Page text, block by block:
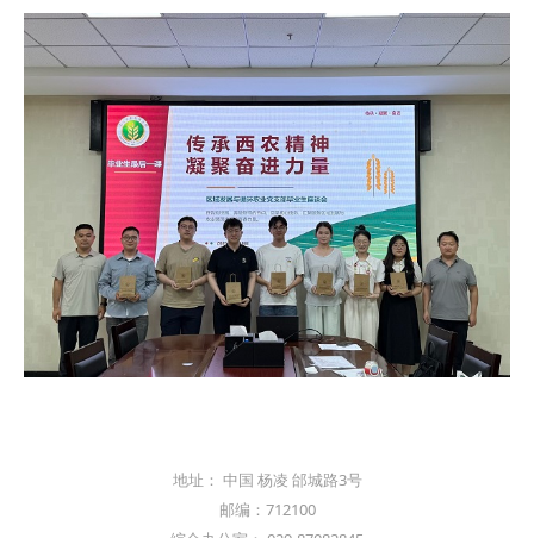
地址： 中国 杨凌 邰城路3号
邮编：712100